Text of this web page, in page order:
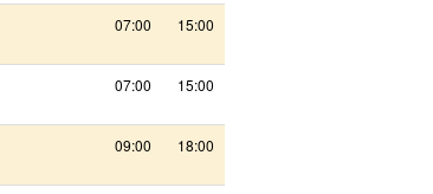
07:00 15:00
07:00 15:00
09:00 18:00